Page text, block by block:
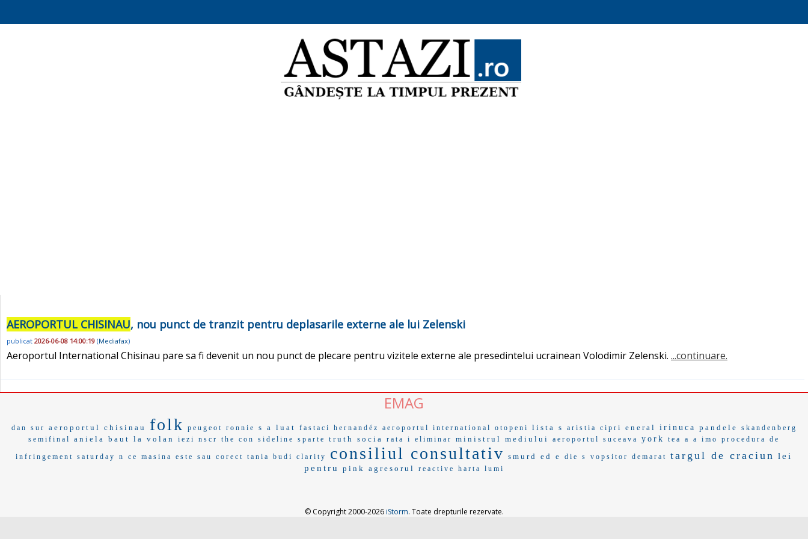
AEROPORTUL CHISINAU, nou punct de tranzit pentru deplasarile externe ale lui Zelenski
publicat 2026-06-08 14:00:19 (Mediafax)
Aeroportul International Chisinau pare sa fi devenit un nou punct de plecare pentru vizitele externe ale presedintelui ucrainean Volodimir Zelenski. ...continuare.
EMAG
dan sur aeroportul chisinau folk peugeot ronnie s a luat fastaci hernandéz aeroportul international otopeni lista s aristia cipri eneral irinuca pandele
skandenberg
semifinal
aniela baut la volan iezi nscr the con sideline sparte truth socia rata i eliminar ministrul mediului aeroportul suceava york tea a a imo procedura de
infringement saturday n ce masina este sau corect tania budi clarity consiliul consultativ smurd ed e die s vopsitor demarat targul de craciun
lei
pentru
pink agresorul reactive harta lumi
© Copyright 2000-2026iStorm. Toate drepturile rezervate.